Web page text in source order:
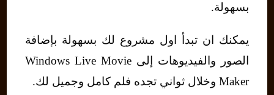
بسهولة.
يمكنك ان تبدأ اول مشروع لك بسهولة بإضافة
الصور والفيديوهات إلى Windows Live Movie
Maker وخلال ثواني تجده فلم كامل وجميل لك.